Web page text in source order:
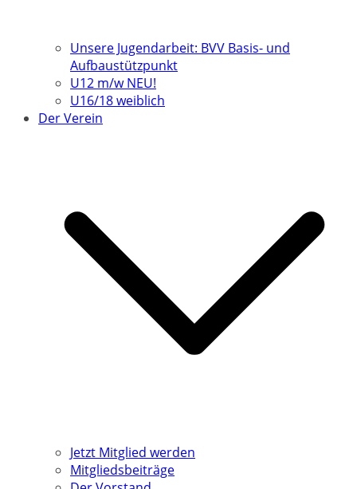
Unsere Jugendarbeit: BVV Basis- und
Aufbaustützpunkt
U12 m/w NEU!
U16/18 weiblich
Der Verein
Jetzt Mitglied werden
Mitgliedsbeiträge